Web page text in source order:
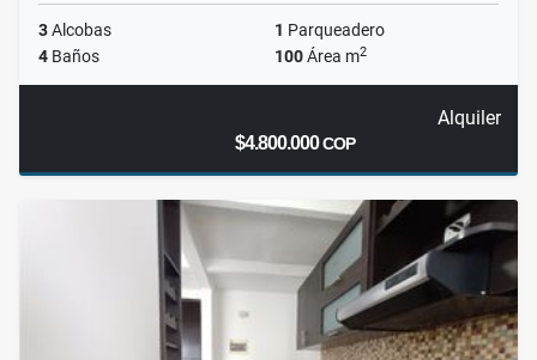
3Alcobas 1 Parqueadero
4 Baños 100Área m2
Alquiler
$4.800.000COP